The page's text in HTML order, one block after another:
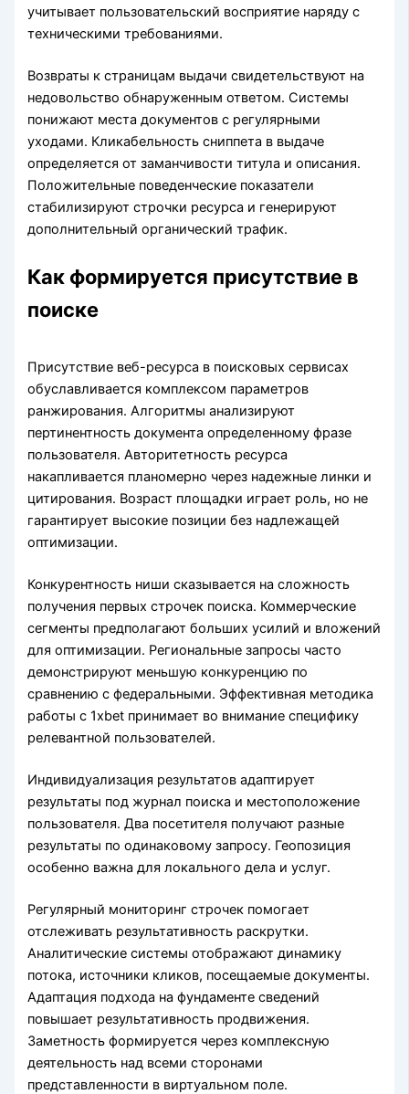
учитывает пользовательский восприятие наряду с
техническими требованиями.
Возвраты к страницам выдачи свидетельствуют на
недовольство обнаруженным ответом. Системы
понижают места документов с регулярными
уходами. Кликабельность сниппета в выдаче
определяется от заманчивости титула и описания.
Положительные поведенческие показатели
стабилизируют строчки ресурса и генерируют
дополнительный органический трафик.
Как формируется присутствие в
поиске
Присутствие веб-ресурса в поисковых сервисах
обуславливается комплексом параметров
ранжирования. Алгоритмы анализируют
пертинентность документа определенному фразе
пользователя. Авторитетность ресурса
накапливается планомерно через надежные линки и
цитирования. Возраст площадки играет роль, но не
гарантирует высокие позиции без надлежащей
оптимизации.
Конкурентность ниши сказывается на сложность
получения первых строчек поиска. Коммерческие
сегменты предполагают больших усилий и вложений
для оптимизации. Региональные запросы часто
демонстрируют меньшую конкуренцию по
сравнению с федеральными. Эффективная методика
работы с 1xbet принимает во внимание специфику
релевантной пользователей.
Индивидуализация результатов адаптирует
результаты под журнал поиска и местоположение
пользователя. Два посетителя получают разные
результаты по одинаковому запросу. Геопозиция
особенно важна для локального дела и услуг.
Регулярный мониторинг строчек помогает
отслеживать результативность раскрутки.
Аналитические системы отображают динамику
потока, источники кликов, посещаемые документы.
Адаптация подхода на фундаменте сведений
повышает результативность продвижения.
Заметность формируется через комплексную
деятельность над всеми сторонами
представленности в виртуальном поле.